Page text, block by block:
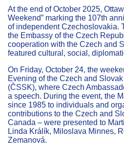
At the end of October 2025,
Weekend” marking the 107th
of independent Czechoslovakia.
the Embassy of the Czech
cooperation with the Czech and
featured cultural, social,
On Friday, October 24, the
Evening of the Czech and
(ČSSK), where Czech
a speech. During the event, the
since 1985 to individuals and
contributions to the Czech and
Canada – were presented to
Linda Králík, Miloslava Minnes,
Zemanová.